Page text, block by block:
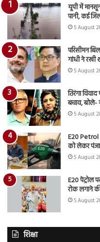
यूपी में
पानी, कई
5 August
परिसीमन
गांधी ने रखी
5 August
तिरंगा
बचाव, बोले-
5 August
E20 Petrol
को लेकर
5 August
E20 पेट्रोल
रोक लगाने
5 August
शिक्षा